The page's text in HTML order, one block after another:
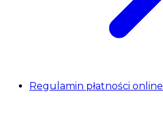
Regulamin płatności online